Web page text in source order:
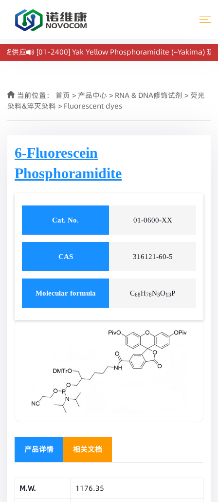
供应 [01-2400] Yak Yellow Phosphoramidite (~Yakima) 现货
当前位置： 首页 > 产品中心 > RNA & DNA修饰试剂 > 荧光
染料&淬灭染料 > Fluorescent dyes
6-Fluorescein
Phosphoramidite
Cat. No. 01-0600-XX
CAS 316121-60-5
Molecular formula C68H78N3O13P
产品详情 相关文档
M.W. 1176.35